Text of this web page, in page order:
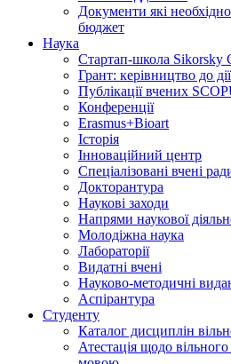
Документи які
бюджет
Наука
Стартап-школа Sikorsky
Грант: керівництво до дії
Публікації вчених
Конференції
Erasmus+Bioart
Історія
Інноваційний центр
Спеціалізовані вчені
Докторантура
Наукові заходи
Напрями наукової
Молодіжна наука
Лабораторії
Видатні вчені
Науково-методичні
Аспірантура
Студенту
Каталог дисциплін
Атестація щодо